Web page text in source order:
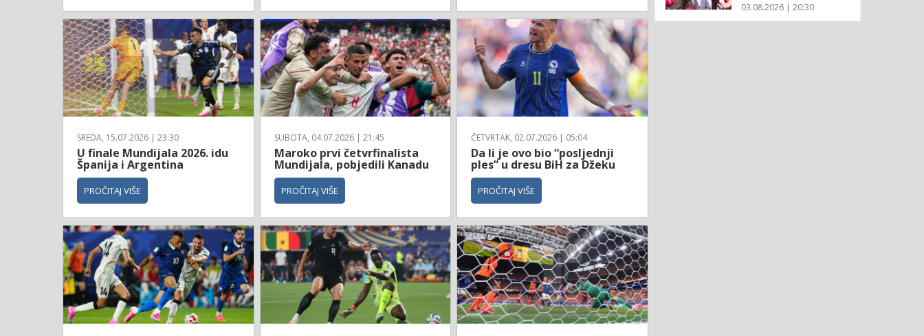
SREDA, 15.07.2026 | 23:30
U finale Mundijala 2026. idu
Španija i Argentina
PROČITAJ VIŠE
SUBOTA, 04.07.2026 | 21:45
Maroko prvi četvrfinalista
Mundijala, pobjedili Kanadu
PROČITAJ VIŠE
ČETVRTAK, 02.07.2026 | 05:04
Da li je ovo bio “posljednji
ples” u dresu BiH za Džeku
PROČITAJ VIŠE
03.08.2026 | 20:30